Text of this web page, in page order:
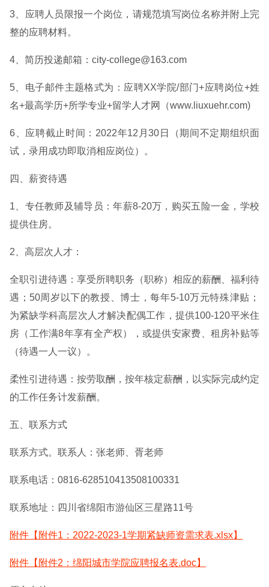
3、应聘人员限报一个岗位，请规范填写岗位名称并附上完
整的应聘材料。
4、简历投递邮箱：city-college@163.com
5、电子邮件主题格式为：应聘XX学院/部门+应聘岗位+姓
名+最高学历+所学专业+留学人才网（www.liuxuehr.com)
6、应聘截止时间：2022年12月30日（期间不定期组织面
试，录用成功即取消相应岗位）。
四、薪资待遇
1、专任教师及辅导员：年薪8-20万，购买五险一金，学校
提供住房。
2、高层次人才：
全职引进待遇：享受所聘职务（职称）相应的薪酬、福利待
遇；50周岁以下的教授、博士，每年5-10万元特殊津贴；
为紧缺学科高层次人才解决配偶工作，提供100-120平米住
房（工作满8年享有全产权），或提供安家费、租房补贴等
（待遇一人一议）。
柔性引进待遇：按劳取酬，按年核定薪酬，以实际完成约定
的工作任务计发薪酬。
五、联系方式
联系方式。联系人：张老师、胥老师
联系电话：0816-628510413508100331
联系地址：四川省绵阳市游仙区三星路11号
附件【附件1：2022-2023-1学期紧缺师资需求表.xlsx】
附件【附件2：绵阳城市学院应聘报名表.doc】